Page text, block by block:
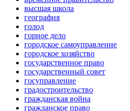
высшая школа
география
голод
горное дело
городское самоуправление
городское хозяйство
государственное право
государственный совет
госуправление
градостроительство
гражданская война
гражданское право